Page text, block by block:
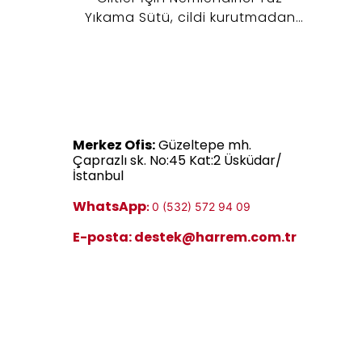
Yıkama Sütü, cildi kurutmadan
Merkez Ofis:Güzeltepe mh.
Çaprazlı sk. No:45 Kat:2 Üsküdar/
İstanbul
WhatsApp:0 (532) 572 94 09
E-posta:destek@harrem.com.tr